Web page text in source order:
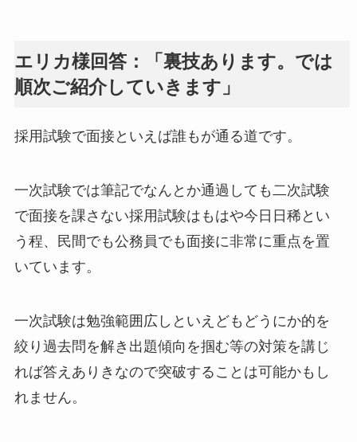
エリカ様回答：「裏技あります。では
順次ご紹介していきます」
採用試験で面接といえば誰もが通る道です。
一次試験では筆記でなんとか通過しても二次試験
で面接を課さない採用試験はもはや今日日稀とい
う程、民間でも公務員でも面接に非常に重点を置
いています。
一次試験は勉強範囲広しといえどもどうにか的を
絞り過去問を解き出題傾向を掴む等の対策を講じ
れば答えありきなので突破することは可能かもし
れません。